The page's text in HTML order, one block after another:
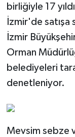
birliğiyle 17
İzmir'de satışa
İzmir
Orman
belediyeleri
denetleniyor.
Mevsim sebze